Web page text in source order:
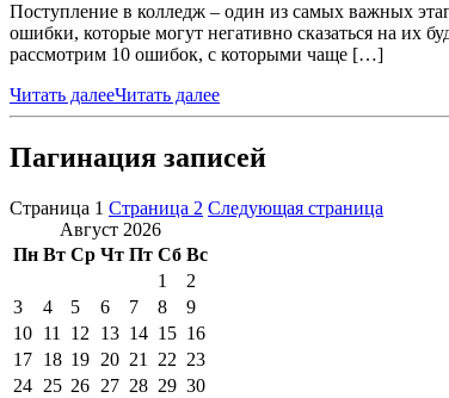
Поступление в колледж – один из самых важных
ошибки, которые могут негативно сказаться на их
рассмотрим 10 ошибок, с которыми чаще […]
Читать далееЧитать далее
Пагинация записей
Страница 1 Страница 2 Следующая страница
Август 2026
Пн Вт Ср Чт Пт Сб Вс
1
2
3
4 5 6 7 8
9
10 11 12 13 14 15 16
17 18 19 20 21 22 23
24 25 26 27 28 29 30